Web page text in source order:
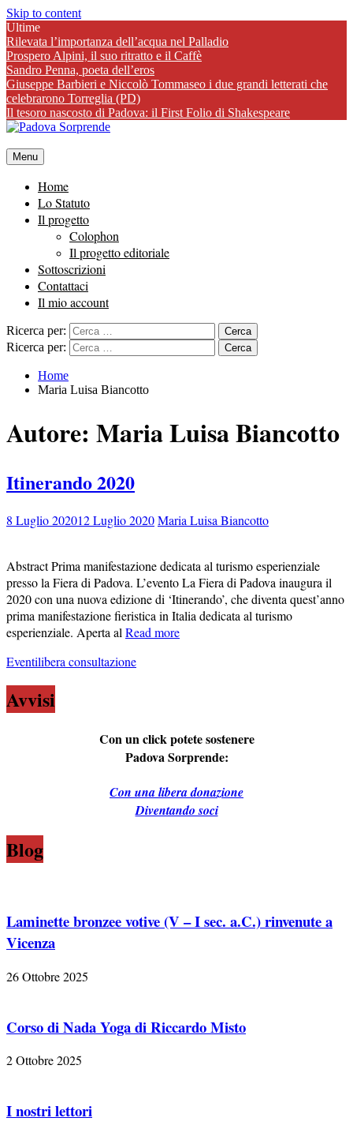
Skip to content
Ultime
Rilevata l’importanza dell’acqua nel Palladio
Prospero Alpini, il suo ritratto e il Caffè
Sandro Penna, poeta dell’eros
Giuseppe Barbieri e Niccolò Tommaseo i due grandi letterati che
celebrarono Torreglia (PD)
Il tesoro nascosto di Padova: il First Folio di Shakespeare
Menu
Home
Lo Statuto
Il progetto
Colophon
Il progetto editoriale
Sottoscrizioni
Contattaci
Il mio account
Ricerca per:
Ricerca per:
Home
Maria Luisa Biancotto
Autore: Maria Luisa Biancotto
Itinerando 2020
8 Luglio 202012 Luglio 2020Maria Luisa Biancotto
Abstract Prima manifestazione dedicata al turismo esperienziale
presso la Fiera di Padova. L’evento La Fiera di Padova inaugura il
2020 con una nuova edizione di ‘Itinerando’, che diventa quest’anno
prima manifestazione fieristica in Italia dedicata al turismo
esperienziale. Aperta al Read more
Eventilibera consultazione
Avvisi
Con un click potete sostenere
Padova Sorprende:
Con una libera donazione
Diventando soci
Blog
Laminette bronzee votive (V – I sec. a.C.) rinvenute a
Vicenza
26 Ottobre 2025
Corso di Nada Yoga di Riccardo Misto
2 Ottobre 2025
I nostri lettori